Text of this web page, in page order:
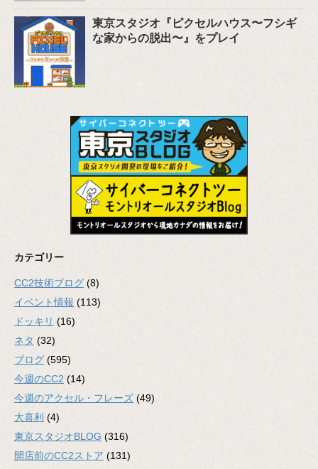
東京スタジオ『ピクセルハウス〜フシギ
な家からの脱出〜』をプレイ
カテゴリー
CC2技術ブログ (8)
イベント情報 (113)
ドッキリ (16)
ネタ (32)
ブログ (595)
今週のCC2 (14)
今週のアクセル・フレーズ (49)
大喜利 (4)
東京スタジオBLOG (316)
開店前のCC2ストア (131)